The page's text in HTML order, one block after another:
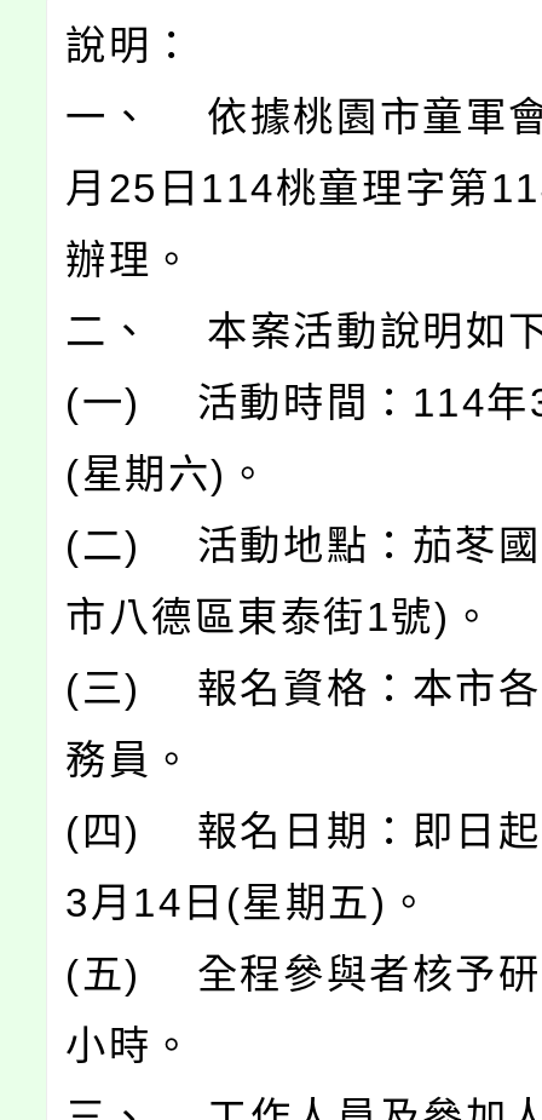
說明：
一、 依據桃園市童軍
月25日114桃童理字第
辦理。
二、 本案活動說明如
(一) 活動時間：114年
(星期六)。
(二) 活動地點：茄苳
市八德區東泰街1號)。
(三) 報名資格：本市各
務員。
(四) 報名日期：即日
3月14日(星期五)。
(五) 全程參與者核予研
小時。